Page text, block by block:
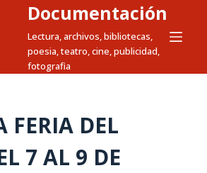
Documentación
Lectura, archivos, bibliotecas,
poesia, teatro, cine, publicidad,
fotografia
FERIA DEL
7 AL 9 DE